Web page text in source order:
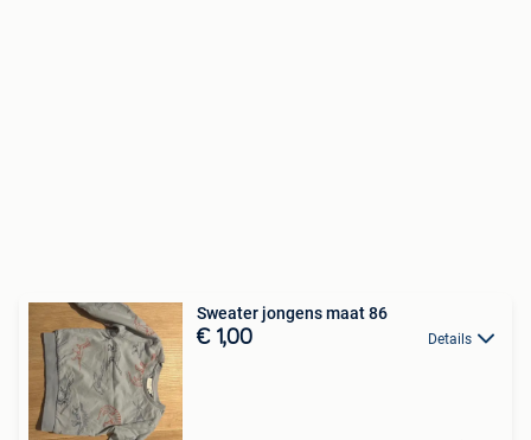
Sweater jongens maat 86
€ 1,00 Details